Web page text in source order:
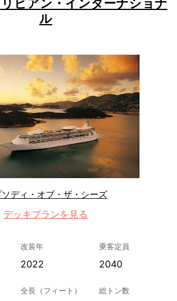
ビアン・インターナショナ
ル
ソディ・オブ・ザ・シーズ
デッキプランを見る
改装年
2022
乗客定員
2040
全長（フィート） 総トン数